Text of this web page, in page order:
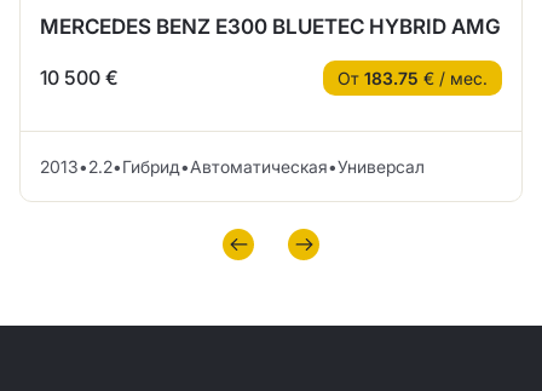
MERCEDES BENZ E300 BLUETEC HYBRID AMG
10 500 € От 183.75 € / мес.
2013•2.2•Гибрид•Автоматическая•Универсал